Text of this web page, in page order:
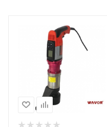
Количество ступеней
момента (затяжка/
Квадрат выходной,
Момент затяжки max,
Нм